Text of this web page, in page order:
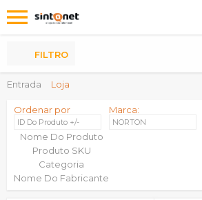
Entrada Loja
FILTRO
Ordenar por
ID Do Produto +/-
Nome Do Produto
Produto SKU
Categoria
Nome Do Fabricante
Marca:
NORTON